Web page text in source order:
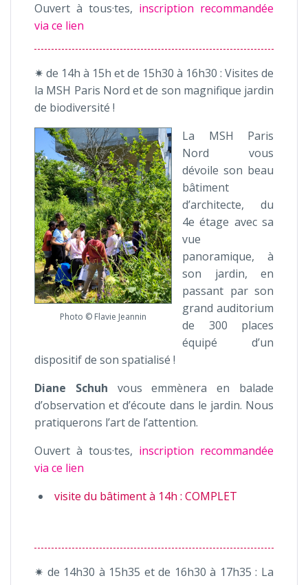
Ouvert à tous·tes, inscription recommandée
via ce lien
✷ de 14h à 15h et de 15h30 à 16h30 : Visites de
la MSH Paris Nord et de son magnifique jardin
de biodiversité !
Photo © Flavie Jeannin
La MSH Paris
Nord vous
dévoile son beau
bâtiment
d’architecte, du
4e étage avec sa
vue
panoramique, à
son jardin, en
passant par son
grand auditorium
de 300 places
équipé d’un
dispositif de son spatialisé !
Diane Schuh vous emmènera en balade
d’observation et d’écoute dans le jardin. Nous
pratiquerons l’art de l’attention.
Ouvert à tous·tes, inscription recommandée
via ce lien
visite du bâtiment à 14h : COMPLET
✷ de 14h30 à 15h35 et de 16h30 à 17h35 : La